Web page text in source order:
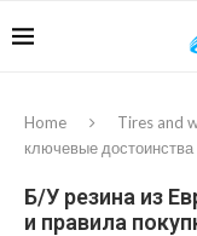
Home Tires and
ключевые достоинства
Б/У резина из
и правила